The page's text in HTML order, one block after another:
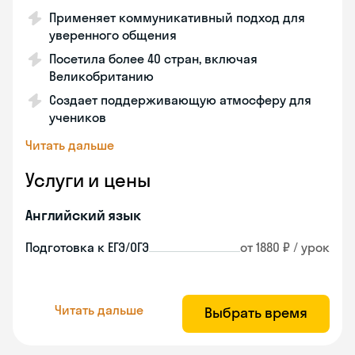
Применяет коммуникативный подход для
уверенного общения
Посетила более 40 стран, включая
Великобританию
Создает поддерживающую атмосферу для
учеников
Читать дальше
Услуги и цены
Английский язык
Подготовка к ЕГЭ/ОГЭ от 1880 ₽ / урок
Читать дальше Выбрать время